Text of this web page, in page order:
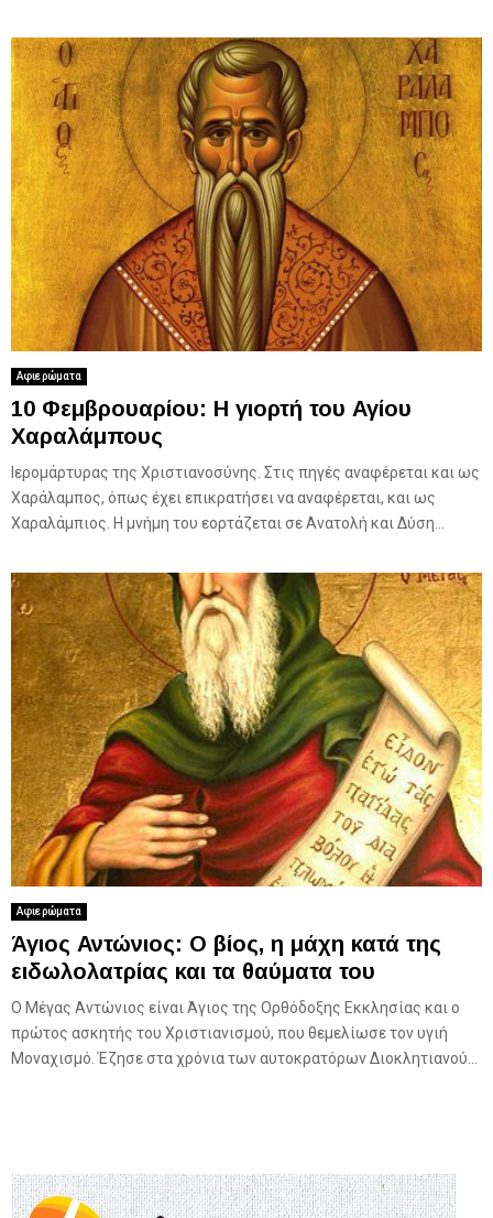
Αφιερώματα
10 Φεμβρουαρίου: Η γιορτή του Αγίου
Χαραλάμπους
Ιερομάρτυρας της Χριστιανοσύνης. Στις πηγές αναφέρεται και ως
Χαράλαμπος, όπως έχει επικρατήσει να αναφέρεται, και ως
Χαραλάμπιος. Η μνήμη του εορτάζεται σε Ανατολή και Δύση...
Αφιερώματα
Άγιος Αντώνιος: Ο βίος, η μάχη κατά της
ειδωλολατρίας και τα θαύματα του
Ο Μέγας Αντώνιος είναι Άγιος της Ορθόδοξης Εκκλησίας και ο
πρώτος ασκητής του Χριστιανισμού, που θεμελίωσε τον υγιή
Μοναχισμό. Έζησε στα χρόνια των αυτοκρατόρων Διοκλητιανού...